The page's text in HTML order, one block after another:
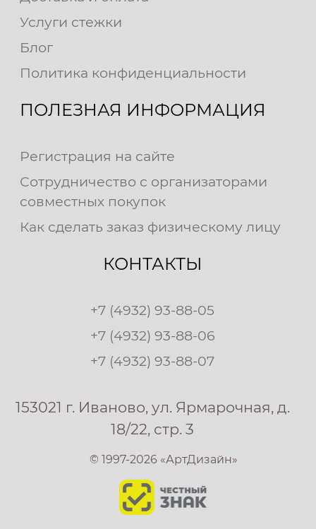
Услуги стежки
Блог
Политика конфиденциальности
ПОЛЕЗНАЯ ИНФОРМАЦИЯ
Регистрация на сайте
Сотрудничество с организаторами
совместных покупок
Как сделать заказ физическому лицу
КОНТАКТЫ
+7 (4932) 93-88-05
+7 (4932) 93-88-06
+7 (4932) 93-88-07
153021 г. Иваново, ул. Ярмарочная, д.
18/22, стр. 3
© 1997-2026 «АртДизайн»